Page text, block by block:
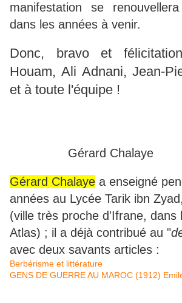
manifestation se
dans les années à venir.
Donc, bravo et
Houam, Ali Adnani, Jean-
et à toute l'équipe !
Gérard Chalaye
Gérard Chalaye a enseigné
années au Lycée Tarik ibn
(ville très proche d'Ifrane, dans
Atlas) ; il a déjà contribué au "
avec deux savants articles :
Berbérisme et littérature
GENS DE GUERRE AU MAROC (1912)